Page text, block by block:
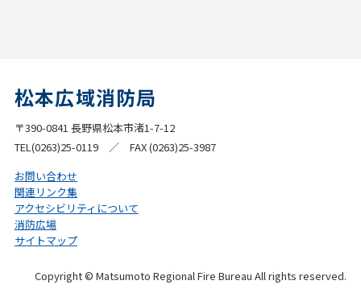
松本広域消防局
〒390-0841 長野県松本市渚1-7-12
TEL(0263)25-0119 ／ FAX (0263)25-3987
お問い合わせ
関連リンク集
アクセシビリティについて
消防広場
サイトマップ
Copyright © Matsumoto Regional Fire Bureau All rights reserved.